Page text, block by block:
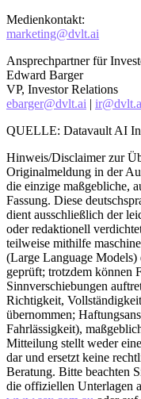
Medienkontakt:
marketing@dvlt.ai
Ansprechpartner für
Edward Barger
VP, Investor Relations
ebarger@dvlt.ai |
QUELLE: Datavault AI
Hinweis/Disclaimer zur
Originalmeldung in der
die einzige maßgebliche,
Fassung. Diese
dient ausschließlich der
oder redaktionell
teilweise mithilfe
(Large Language
geprüft; trotzdem können
Sinnverschiebungen
Richtigkeit,
übernommen;
Fahrlässigkeit),
Mitteilung stellt weder
dar und ersetzt keine
Beratung. Bitte beachten
die offiziellen Unterlagen